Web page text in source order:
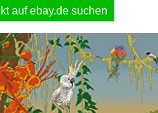
auf ebay.de suchen